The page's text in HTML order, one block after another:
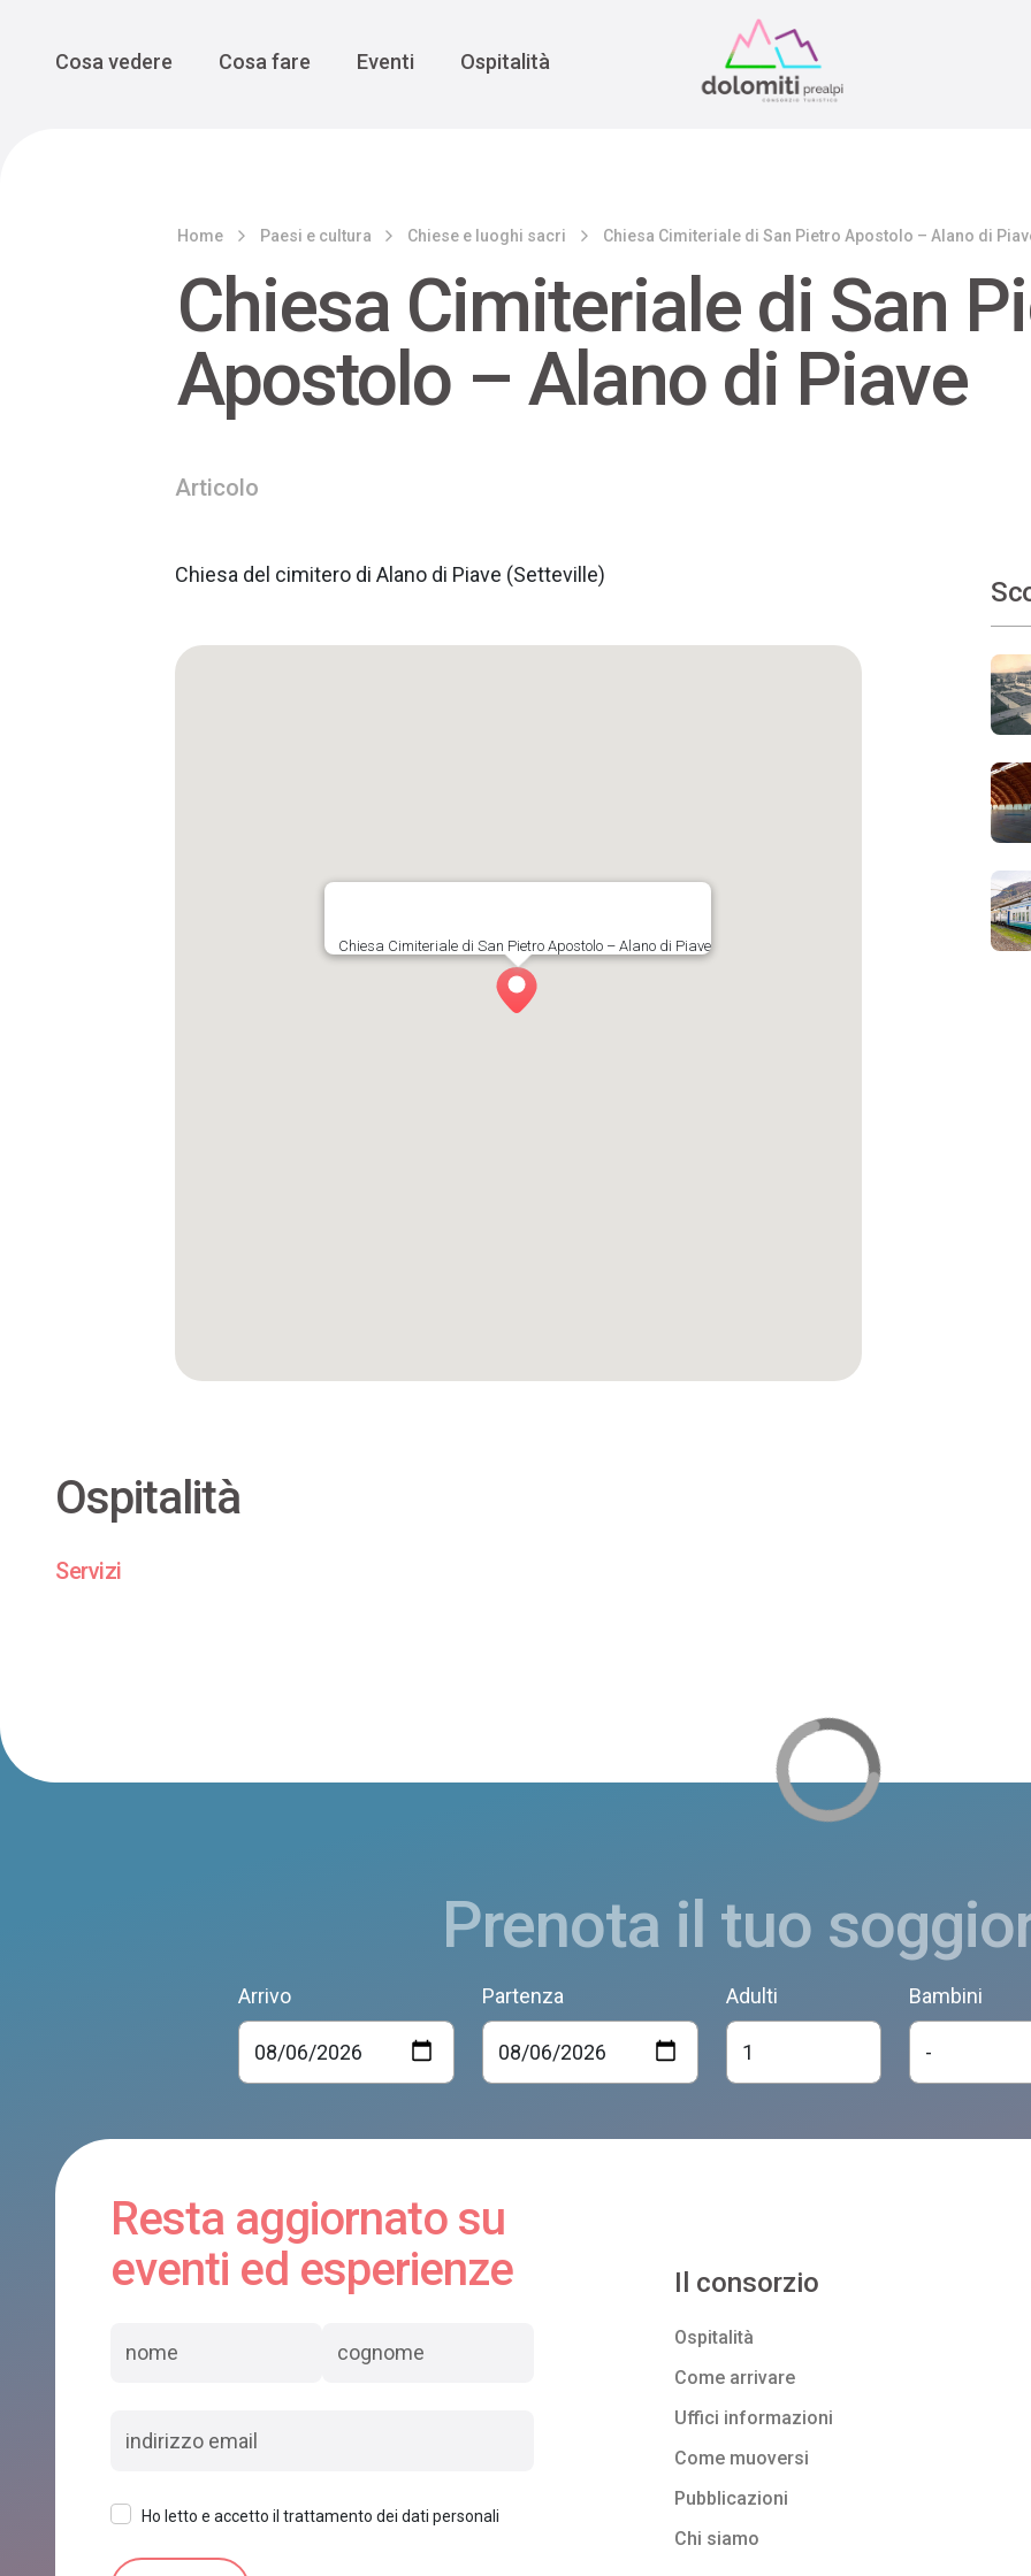
Main Navigation
Cosa vedere Cosa fare Eventi Ospitalità
Home Paesi e cultura Chiese e luoghi sacri Chiesa Cimiteriale di San Pietro Apostolo – Alano di
Chiesa Cimiteriale di San
Apostolo – Alano di Piave
Articolo
Chiesa del cimitero di Alano di Piave (Setteville)
Chiesa Cimiteriale di San Pietro Apostolo – Alano di Piave
Ospitalità
Servizi
Prenota il tuo
Arrivo Partenza Adulti Bambini
Resta aggiornato su
eventi ed esperienze
Ho letto e accetto il trattamento dei dati personali
Il consorzio
Ospitalità
Come arrivare
Uffici informazioni
Come muoversi
Pubblicazioni
Chi siamo